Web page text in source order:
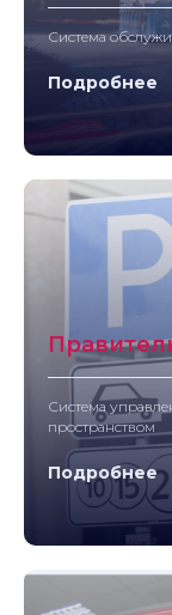
Система
Подробнее
Система
пространством
Подробнее